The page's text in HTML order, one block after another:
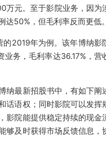
万元。至于影院业务，因为
50%，但毛利率反而更低。
2019年为例。该年博纳影
业务，毛利率达36.17%，营
纳最新招股书中，有如下阐
话语权；同时影院可以发挥
影院能提供稳定持续的现金
够及时获得市场反馈信息，